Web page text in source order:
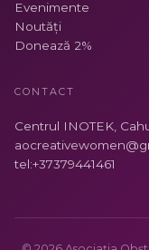
Evenimente
Noutăți
Donează 2%
CONTACT
Centrul INOTEK,
tel:+37379441461